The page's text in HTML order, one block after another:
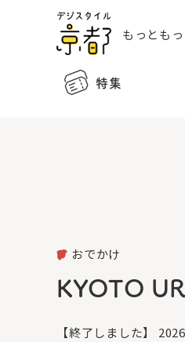
もっとも
特集
おでかけ
KYOTO
【終了しました】